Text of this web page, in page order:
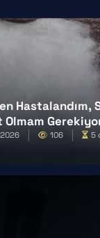
Hastalandım,
106
5